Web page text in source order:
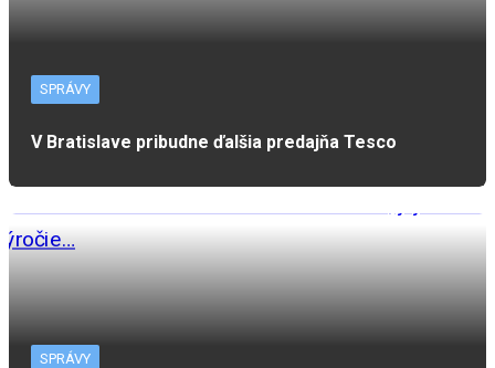
SPRÁVY
V Bratislave pribudne ďalšia predajňa Tesco
SPRÁVY